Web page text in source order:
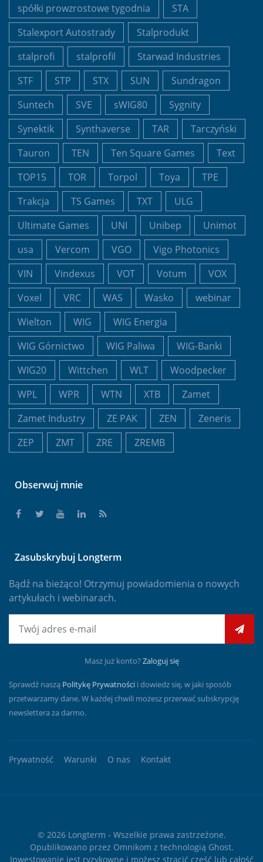
spółki prowzrostowe tygodnia
STA
Stalexport Autostrady
Stalprodukt
stalprofi
stalprofil
Starwad Industries
STF
STP STX SUN
Sundragon
Suntech
SVE sWIG80
Sygnity
Synektik
Synthaverse TAR
Tarczyński
Tauron
TEN Ten Square Games
Text
TOP15
TOR Torpol Toya
TPE
Trakcja
TS Games TXT
ULG
Ultimate Games
UNI Unibep
Unimot
usa
Vercom VGO
Vigo Photonics
VIN
Vindexus VOT Votum
VOX
Voxel
VRC WAS Wasko
webinar
Wielton
WIG
WIG Energia
WIG Górnictwo
WIG Paliwa
WIG-Banki
WIG20
Wittchen WLT
Woodpecker
WPL
WPR WTN XTB
Zamet
Zamet Industry
ZE PAK ZEN
Zeneris
ZEP
ZMT ZRE ZREMB
Obserwuj mnie
Zasubskrybuj Longterm
Bądź na bieżąco! Otrzymuj powiadomienia o nowych
artykułach i webinarach.
Masz już konto? Zaloguj się
Sprawdź naszą Politykę Prywatności i dowiedz się, w jaki sposób
przetwarzamy dane. W każdej chwili możesz przerwać subskrypcję
newslettera za darmo.
Prywatność Warunki O nas Kontakt
© 2026 Longterm - Wszelkie prawa zastrzeżone.
Opublikowano przez Omnikom z technologią Ghost.
Inwestowanie jest ryzykowne i możesz stracić część lub całość